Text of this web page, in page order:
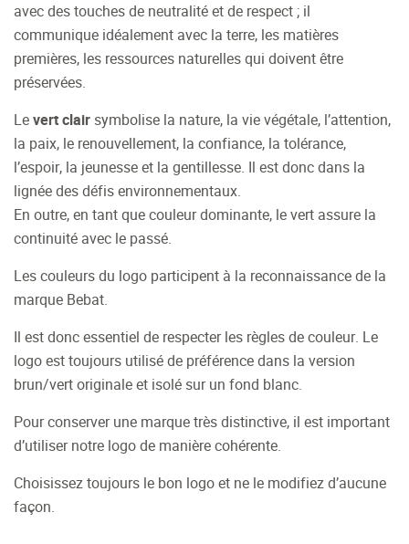
avec des touches de neutralité et de respect ; il
communique idéalement avec la terre, les matières
premières, les ressources naturelles qui doivent être
préservées.
Levert clair symbolise la nature, la vie végétale, l’attention,
la paix, le renouvellement, la confiance, la tolérance,
l’espoir, la jeunesse et la gentillesse. Il est donc dans la
lignée des défis environnementaux.
En outre, en tant que couleur dominante, le vert assure la
continuité avec le passé.
Les couleurs du logo participent à la reconnaissance de la
marque Bebat.
Il est donc essentiel de respecter les règles de couleur. Le
logo est toujours utilisé de préférence dans la version
brun/vert originale et isolé sur un fond blanc.
Pour conserver une marque très distinctive, il est important
d’utiliser notre logo de manière cohérente.
Choisissez toujours le bon logo et ne le modifiez d’aucune
façon.